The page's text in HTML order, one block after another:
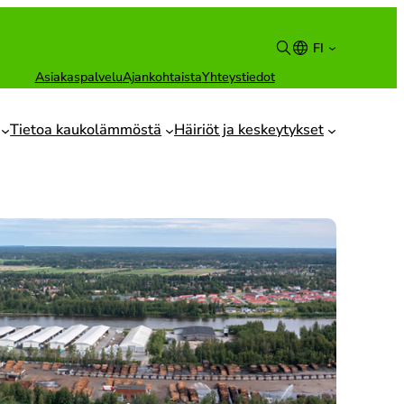
AsiakaspalveluAjankohtaistaYhteystiedot
FI
Suomi
Tietoa kaukolämmöstä Häiriöt ja keskeytykset